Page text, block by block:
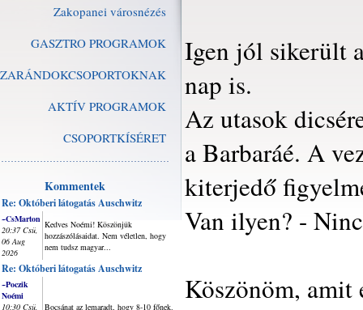
Zakopanei városnézés
GASZTRO PROGRAMOK
ZARÁNDOKCSOPORTOKNAK
AKTÍV PROGRAMOK
CSOPORTKÍSÉRET
Kommentek
Re: Októberi látogatás Auschwitz
~CsMarton
20:37 Csü,
06 Aug
2026
Kedves Noémi! Köszönjük
hozzászólásaidat. Nem véletlen, hogy
nem tudsz magyar...
Re: Októberi látogatás Auschwitz
~Poczik
Noémi
10:30 Csü,
Bocsánat az lemaradt, hogy 8-10 főnek.
Igen jól sikerült
nap is.
Az utasok
a Barbaráé. A
kiterjedő
Van ilyen? -
Köszönöm,